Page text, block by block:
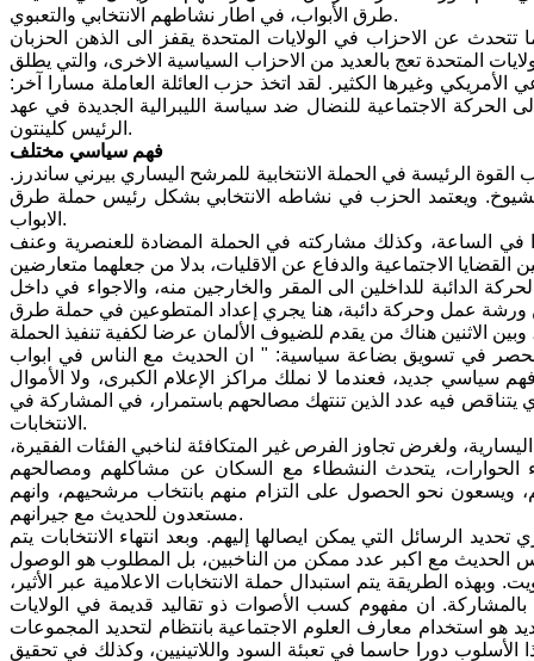
طرق الأبواب، في اطار نشاطهم الانتخابي والتعبوي.
تتحدث عن الاحزاب في الولايات المتحدة يقفز الى الذهن الحزبان
المتحدة تعج بالعديد من الاحزاب السياسية الاخرى، والتي يطلق
وغيرها الكثير. لقد اتخذ حزب العائلة العاملة مسارا آخر:
تنتمي إلى الحركة الاجتماعية للنضال ضد سياسة الليبرالية الجديدة في عهد
الرئيس كلينتون.
فهم سياسي مختلف
في 11 مدينة، وتبلغ عضويته 60 الفا . وكان الحزب القوة الرئيسة في الحملة الانتخابية للمرشح اليساري بيرني ساندرز.
ويعتمد الحزب في نشاطه الانتخابي بشكل رئيس حملة طرق
الابواب.
النضال من اجل 15"، الداعية الى حد ادنى للاجور مقداره 15 دولارا في الساعة، وكذلك مشاركته في الحملة المضادة للعنصرية وعنف
الدائبة للداخلين الى المقر والخارجين منه، والاجواء في داخل
ورشة عمل وحركة دائبة، هنا يجري إعداد المتطوعين في حملة طرق
تنحصر في تسويق بضاعة سياسية: " ان الحديث مع الناس في ابواب
جديد، فعندما لا نملك مراكز الإعلام الكبرى، ولا الأموال
يتناقص فيه عدد الذين تنتهك مصالحهم باستمرار، في المشاركة في
الانتخابات.
ولغرض تجاوز الفرص غير المتكافئة لناخبي الفئات الفقيرة،
الحوارات، يتحدث النشطاء مع السكان عن مشاكلهم ومصالحهم
ويسعون نحو الحصول على التزام منهم بانتخاب مرشحيهم، وانهم
مستعدون للحديث مع جيرانهم.
الرسائل التي يمكن ايصالها إليهم. وبعد انتهاء الانتخابات يتم
الحديث مع اكبر عدد ممكن من الناخبين، بل المطلوب هو الوصول
الطريقة يتم استبدال حملة الانتخابات الاعلامية عبر الأثير،
ان مفهوم كسب الأصوات ذو تقاليد قديمة في الولايات
هو استخدام معارف العلوم الاجتماعية بانتظام لتحديد المجموعات
التي انتصر فيها اوباما، لعب هذا الأسلوب دورا حاسما في تعبئة السود واللاتينيين، وكذلك في تحقيق